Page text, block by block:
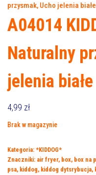
przysmak, Ucho jelenia
A04014
Naturalny
jelenia
4,99 zł
Brak w magazynie
Kategoria: *KIDDOG*
Znaczniki: air fryer, box, box na
psa, kiddog, kiddog dytsrybucja,